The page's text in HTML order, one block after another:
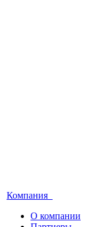
Компания
О компании